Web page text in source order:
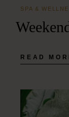
SPA &
READ